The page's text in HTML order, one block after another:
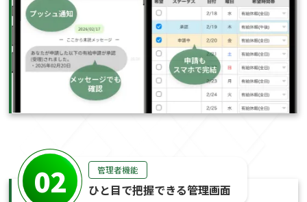
02 管理者機能
ひと目で把握できる管理画面